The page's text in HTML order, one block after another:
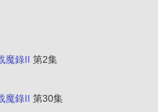
魔錄II 第2集
魔錄II 第30集